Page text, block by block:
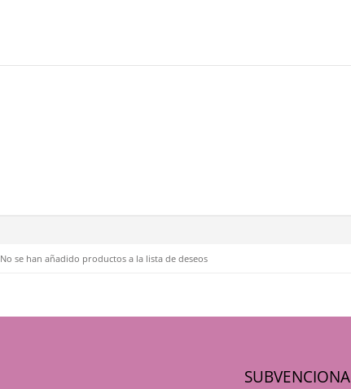
No se han añadido productos a la lista de deseos
SUBVENCIONA